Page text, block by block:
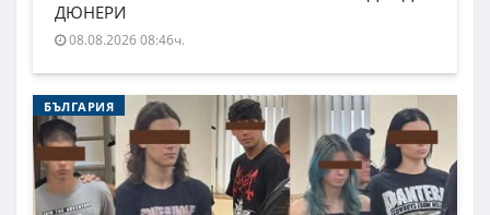
ДЮНЕРИ
08.08.2026 08:46ч.
БЪЛГАРИЯ